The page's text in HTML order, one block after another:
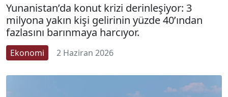
Yunanistan’da konut krizi derinleşiyor: 3
milyona yakın kişi gelirinin yüzde 40’ından
fazlasını barınmaya harcıyor.
Ekonomi 2 Haziran 2026